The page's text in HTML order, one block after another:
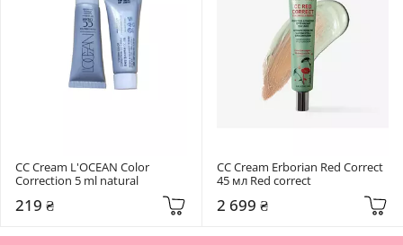
СС Cream L'OCEAN Color
Correction 5 ml natural
219 ₴
СС Cream Erborian Red Correct
45 мл Red correct
2 699 ₴